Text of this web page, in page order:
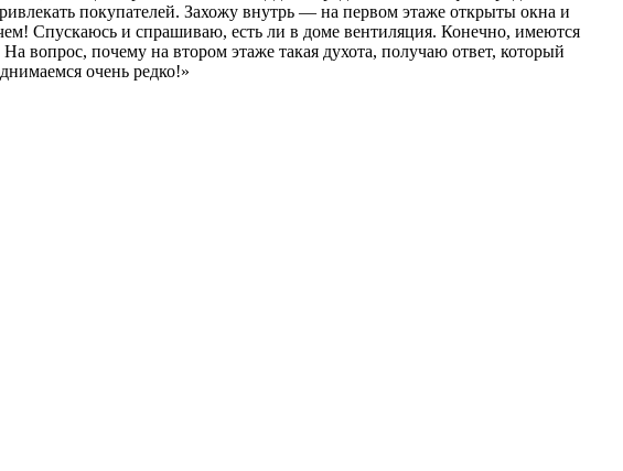
покупателей. Захожу внутрь — на первом этаже открыты окна и
Спускаюсь и спрашиваю, есть ли в доме вентиляция. Конечно, имеются
вопрос, почему на втором этаже такая духота, получаю ответ, который
очень редко!»